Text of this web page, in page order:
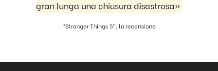
gran lunga una chiusura disastrosa»
"Stranger Things 5", la recensione